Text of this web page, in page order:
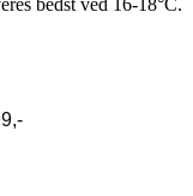
bedst ved 16-18°C.